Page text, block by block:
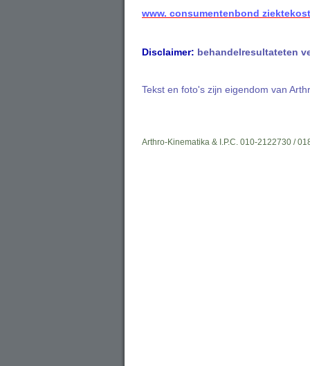
www. consumentenbond
Disclaimer: behandelresultateten
Tekst en foto's zijn eigendom van
Arthro-Kinematika & I.P.C. 010-2122730 /